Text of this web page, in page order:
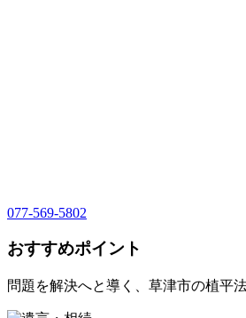
077-569-5802
おすすめポイント
問題を解決へと導く、草津市の植平